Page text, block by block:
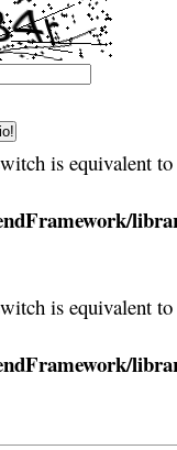
is equivalent
is equivalent